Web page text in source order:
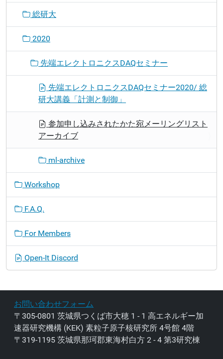
総研大
2020
先端エレクトロニクスDAQセミナー
先端エレクトロニクスDAQセミナー2020/ 総
研大講義「計測と制御」
参加申し込みされたかた宛メーリングリスト
アーカイブ
ml-archive
Workshop
F.A.Q.
For Members
Open-It Discord
お問い合わせフォーム
〒305-0801 茨城県つくば市大穂 1 - 1 高エネルギー加
速器研究機構 (KEK) 素粒子原子核研究所 4号館 4階
〒319-1195 茨城県那珂郡東海村白方 2 - 4 第3研究棟